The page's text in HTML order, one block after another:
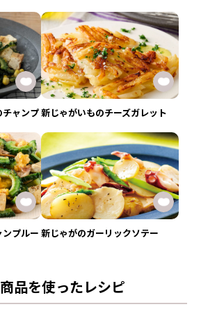
チャンプ新じゃがいものチーズガレット
プルー 新じゃがのガーリックソテー
品を使ったレシピ